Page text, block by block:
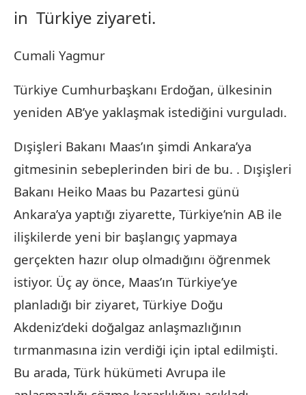
in Türkiye ziyareti.
Cumali Yagmur
Türkiye Cumhurbaşkanı Erdoğan, ülkesinin
yeniden AB’ye yaklaşmak istediğini vurguladı.
Dışişleri Bakanı Maas’ın şimdi Ankara’ya
gitmesinin sebeplerinden biri de bu. . Dışişleri
Bakanı Heiko Maas bu Pazartesi günü
Ankara’ya yaptığı ziyarette, Türkiye’nin AB ile
ilişkilerde yeni bir başlangıç ​​yapmaya
gerçekten hazır olup olmadığını öğrenmek
istiyor. Üç ay önce, Maas’ın Türkiye’ye
planladığı bir ziyaret, Türkiye Doğu
Akdeniz’deki doğalgaz anlaşmazlığının
tırmanmasına izin verdiği için iptal edilmişti.
Bu arada, Türk hükümeti Avrupa ile